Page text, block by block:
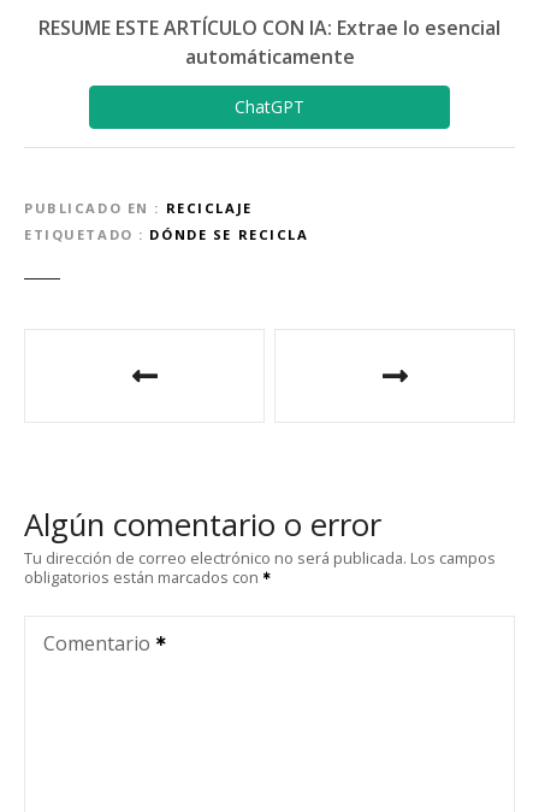
RESUME ESTE ARTÍCULO CON IA: Extrae lo esencial
automáticamente
ChatGPT
PUBLICADO EN
RECICLAJE
ETIQUETADO
DÓNDE SE RECICLA
g
a
Algún comentario o error
Tu dirección de correo electrónico no será publicada. Los campos
obligatorios están marcados con
Comentario